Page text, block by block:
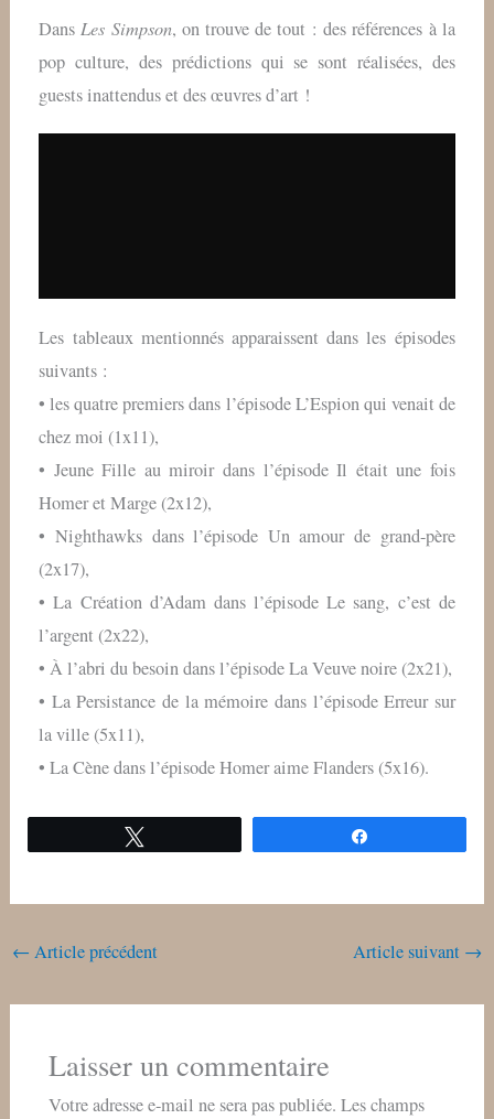
DansLes Simpson, on trouve de tout : des références à la
pop culture, des prédictions qui se sont réalisées, des
guests inattendus et des œuvres d’art !
Les tableaux mentionnés apparaissent dans les épisodes
suivants :
• les quatre premiers dans l’épisode L’Espion qui venait de
chez moi (1x11),
• Jeune Fille au miroir dans l’épisode Il était une fois
Homer et Marge (2x12),
• Nighthawks dans l’épisode Un amour de grand-père
(2x17),
• La Création d’Adam dans l’épisode Le sang, c’est de
l’argent (2x22),
• À l’abri du besoin dans l’épisode La Veuve noire (2x21),
• La Persistance de la mémoire dans l’épisode Erreur sur
la ville (5x11),
• La Cène dans l’épisode Homer aime Flanders (5x16).
← Article précédent Article suivant →
Laisser un commentaire
Votre adresse e-mail ne sera pas publiée. Les champs